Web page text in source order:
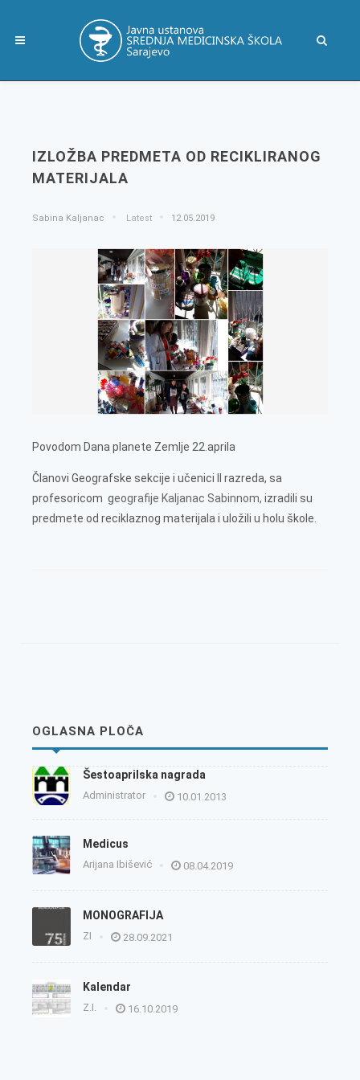
IZLOŽBA PREDMETA OD RECIKLIRANOG
MATERIJALA
Sabina Kaljanac Latest 12.05.2019
Povodom Dana planete Zemlje 22.aprila
Članovi Geografske sekcije i učenici II razreda, sa
profesoricom geografije Kaljanac Sabinnom, izradili su
predmete od reciklaznog materijala i uložili u holu škole.
OGLASNA PLOČA
Šestoaprilska nagrada
Administrator 10.01.2013
Medicus
Arijana Ibišević 08.04.2019
MONOGRAFIJA
ZI 28.09.2021
Kalendar
Z.I. 16.10.2019